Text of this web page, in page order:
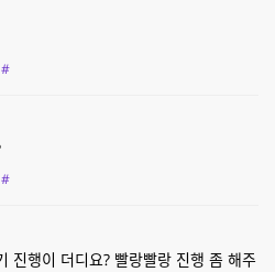
#
#
진행이 더디요? 빨랑빨랑 진행 좀 해주